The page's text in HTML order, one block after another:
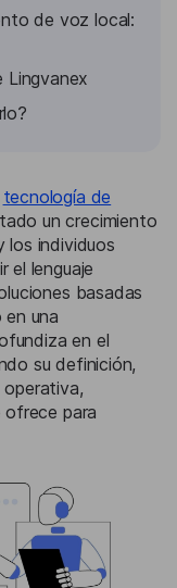
de voz local:
Lingvanex
tecnología de
un crecimiento
los individuos
el lenguaje
basadas
una
en el
su definición,
operativa,
ofrece para